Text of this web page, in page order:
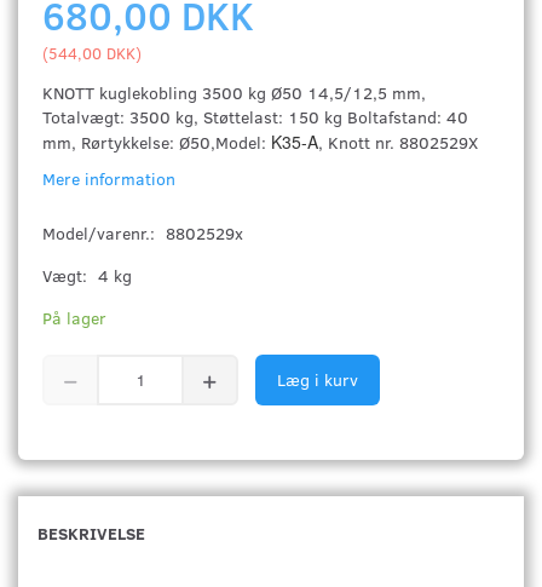
680,00 DKK
(544,00 DKK)
KNOTT kuglekobling 3500 kg Ø50 14,5/12,5 mm,
Totalvægt: 3500 kg, Støttelast: 150 kg Boltafstand: 40
mm, Rørtykkelse: Ø50,Model: K35-A, Knott nr. 8802529X
Mere information
Model/varenr.: 8802529x
Vægt: 4 kg
På lager
Læg i kurv
BESKRIVELSE